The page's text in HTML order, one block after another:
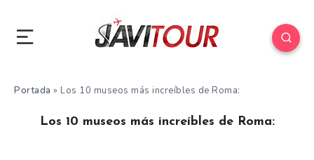
Portada » Los 10 museos más increíbles de Roma:
Los 10 museos más increíbles de Roma: